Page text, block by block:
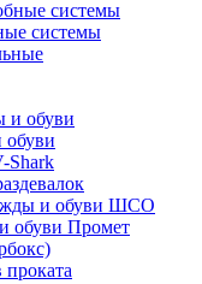
системы
Shark
и обуви ШСО
обуви Промет